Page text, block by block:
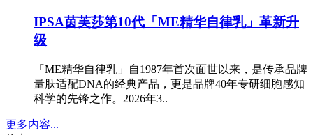
IPSA茵芙莎第10代「ME精华自律乳」革新升
级
「ME精华自律乳」自1987年首次面世以来，是传承品牌
量肤适配DNA的经典产品，更是品牌40年专研细胞感知
科学的先锋之作。2026年3..
更多内容...